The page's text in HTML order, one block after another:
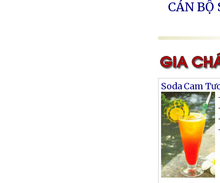
CÁN BỘ
Soda Cam